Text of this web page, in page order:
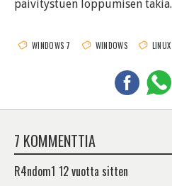
päivitystuen loppumisen takia.
WINDOWS 7 WINDOWS LINUX
7 KOMMENTTIA
R4ndom1 12 vuotta sitten